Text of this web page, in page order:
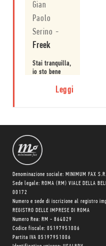
Gian
Paolo
Serino -
Freek
Stai tranquilla,
io sto bene
Leggi
Denominazione sociale: MINIMUM FAX
Sede legale: ROMA (RM) VIALE DELLA
00172
Numero e sede di iscrizione al registro
REGISTRO DELLE IMPRESE DI ROMA
Numero Rea: RM - 864029
Codice fiscale: 05197951006
Partita IVA 05197951006